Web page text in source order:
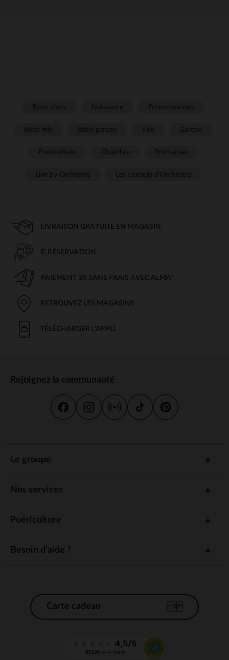
LIVRAISON GRATUITE EN MAGASIN
E-RÉSERVATION
PAIEMENT 3X SANS FRAIS AVEC ALMA*
RETROUVEZ LES MAGASINS
TÉLÉCHARGER L'APPLI
Rejoignez la communauté
Le groupe
Nos services
Puériculture
Besoin d'aide ?
Carte cadeau